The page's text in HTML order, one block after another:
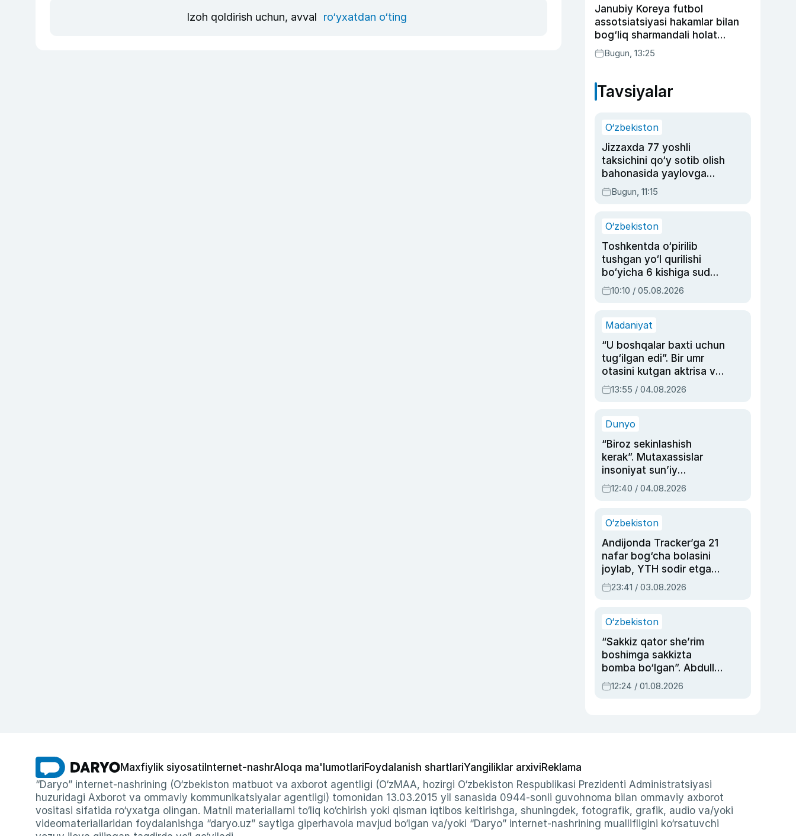
Izoh qoldirish uchun, avval ro‘yxatdan o‘ting
Janubiy Koreya futbol
assotsiatsiyasi hakamlar bilan
bog‘liq sharmandali holat
bo‘yicha bayonot berdi
Bugun, 13:25
Tavsiyalar
O‘zbekiston
Jizzaxda 77 yoshli
taksichini qo‘y sotib olish
bahonasida yaylovga
olib borib o‘ldirgan yigit
20 yilga qamaldi
Bugun, 11:15
O‘zbekiston
Toshkentda o‘pirilib
tushgan yo‘l qurilishi
bo‘yicha 6 kishiga sud
hukmi o‘qildi
10:10 / 05.08.2026
Madaniyat
“U boshqalar baxti uchun
tug‘ilgan edi”. Bir umr
otasini kutgan aktrisa va
dublyaj ustasi Rimma
Ahmedovaning
13:55 / 04.08.2026
Dunyo
“Biroz sekinlashish
kerak”. Mutaxassislar
insoniyat sun’iy
intellektni boshqara
olmay qolishidan xavotir
12:40 / 04.08.2026
O‘zbekiston
Andijonda Tracker’ga 21
nafar bog‘cha bolasini
joylab, YTH sodir etgan
ayolga sud hukmi o‘qildi
23:41 / 03.08.2026
O‘zbekiston
“Sakkiz qator she’rim
boshimga sakkizta
bomba bo‘lgan”. Abdulla
Oripovni siyosiy
ayblovlardan asrab
12:24 / 01.08.2026
Maxfiylik siyosati Internet-nashrAloqa ma'lumotlariFoydalanish shartlariYangiliklar arxiviReklama
“Daryo” internet-nashrining (O‘zbekiston matbuot va axborot agentligi (O‘zMAA, hozirgi O‘zbekiston Respublikasi Prezidenti Administratsiyasi
huzuridagi Axborot va ommaviy kommunikatsiyalar agentligi) tomonidan 13.03.2015 yil sanasida 0944-sonli guvohnoma bilan ommaviy axborot
vositasi sifatida ro‘yxatga olingan. Matnli materiallarni to‘liq ko‘chirish yoki qisman iqtibos keltirishga, shuningdek, fotografik, grafik, audio va/yoki
videomateriallaridan foydalanishga “daryo.uz” saytiga giperhavola mavjud bo‘lgan va/yoki “Daryo” internet-nashrining muallifligini ko‘rsatuvchi